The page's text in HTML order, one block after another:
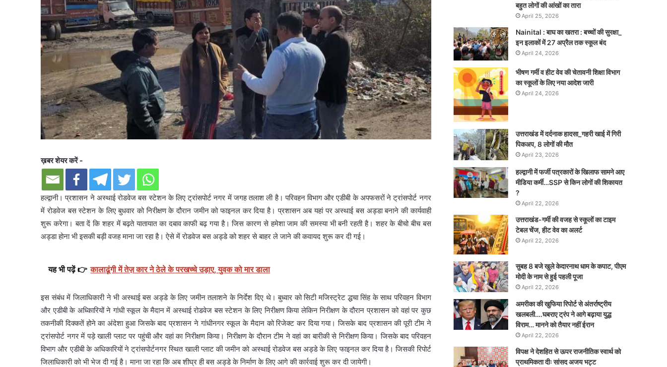
ख़बर शेयर करें -
हल्द्वानी। प्रशासन ने अस्थाई रोडवेज बस स्टेशन के लिए ट्रांसपोर्ट नगर में जगह तलाश ली है। परिवहन विभाग और एडीबी के अपफसरों ने ट्रांसपोर्ट नगर
में रोडवेज बस स्टेशन के लिए बुधवार को निरीक्षण के दौरान जमीन को फाइनल कर दिया है। प्रशासन अब यहां पर अस्थाई बस अड्डा बनाने की कार्यवाही
शुरू करेगा। बता दें कि शहर में बढ़ते यातायात का दबाव काफी बढ़ गया है। जिस कारण से हमेशा जाम की समस्या भी बनी रहती है। शहर के बीचो बीच बस
अड्डा होना भी इसकी बड़ी वजह माना जा रहा है। ऐसे में रोडवेज बस अड्डे को शहर से बाहर ले जाने की कवायद शुरू कर दी गई।
यह भी पढ़ें 👉 कालाढूंगी में तेज़ कार ने ठेले के परखच्चे उड़ाए, युवक को मार डाला
इस संबंध में जिलाधिकारी ने भी अस्थाई बस अड्डे के लिए जमीन तलाशने के निर्देश दिए थे। बुध्वार को सिटी मजिस्ट्रेट द्धचा सिंह के साथ परिवहन विभाग
और एडीबी के अध्किारियों ने गांधी स्कूल के मैदान में अस्थाई रोडवेज बस स्टेशन के लिए निरीक्षण किया लेकिन निरीक्षण के दौरान प्रशासन को वहां पर कुछ
तकनीकी दिक्कतें होने का अंदेशा हुआ जिसके बाद प्रशासन ने गांधीनगर स्कूल के मैदान को रिजेक्ट कर दिया गया। जिसके बाद प्रशासन की पूरी टीम ने
ट्रांसपोर्ट नगर में पड़े खाली प्लाट पर पहुंची और वहां का निरीक्षण किया। निरीक्षण के दौरान टीम ने वहां का बारीकी से निरीक्षण किया। जिसके बाद परिवहन
विभाग और एडीबी के अधिकारियों ने ट्रांसपोर्टनगर स्थित खाली प्लाट की जमीन को अस्थाई रोडवेज बस अड्डे के लिए फाइनल कर दिया है। जिसकी रिपोर्ट
जिलाधिकारी को भी भेज दी गई है। माना जा रहा कि अब शीघ्र ही बस अड्डे के निर्माण के लिए आगे की कार्रवाई शुरू कर दी जायेगी।
बहुत लोगों की आंखों का तारा
April 25, 2026
Nainital : बाघ का खतरा : बच्चों की सुरक्षा_
इन इलाकों में 27 अप्रैल तक स्कूल बंद
April 24, 2026
भीषण गर्मी व हीट वेव की चेतावनी शिक्षा विभाग
का स्कूलों के लिए नया आदेश जारी
April 24, 2026
उत्तराखंड में दर्दनाक हादसा_गहरी खाई में गिरी
पिकअप, 8 लोगों की मौत
April 23, 2026
हल्द्वानी में फर्जी पत्रकारों के खिलाफ सामने आए
मीडिया कर्मी…SSP से किन लोगों की शिकायत
?
April 22, 2026
उत्तराखंड-गर्मी की वजह से स्कूलों का टाइम
टेबल चेंज, हीट वेव का अलर्ट
April 22, 2026
सुबह 8 बजे खुले केदारनाथ धाम के कपाट, पीएम
मोदी के नाम से हुई पहली पूजा
April 22, 2026
अमरीका की खुफिया रिपोर्ट से अंतर्राष्ट्रीय
खलबली….घबराए ट्रंप ने आगे बढ़ाया युद्ध
विराम… मानने को तैयार नहीं ईरान
April 22, 2026
विपक्ष ने देशहित से ऊपर राजनीतिक स्वार्थ को
प्राथमिकता दीः सांसद अजय भट्ट